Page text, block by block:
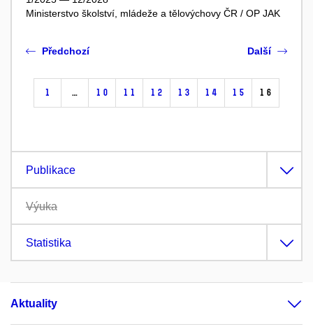
Ministerstvo školství, mládeže a tělovýchovy ČR / OP JAK
Předchozí
1 … 10 11 12 13 14 15 16
Další
Publikace
Výuka
Statistika
Aktuality